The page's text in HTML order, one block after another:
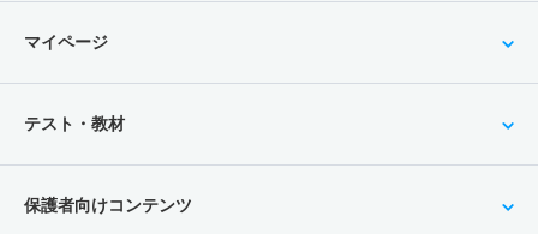
マイページ
テスト・教材
保護者向けコンテンツ